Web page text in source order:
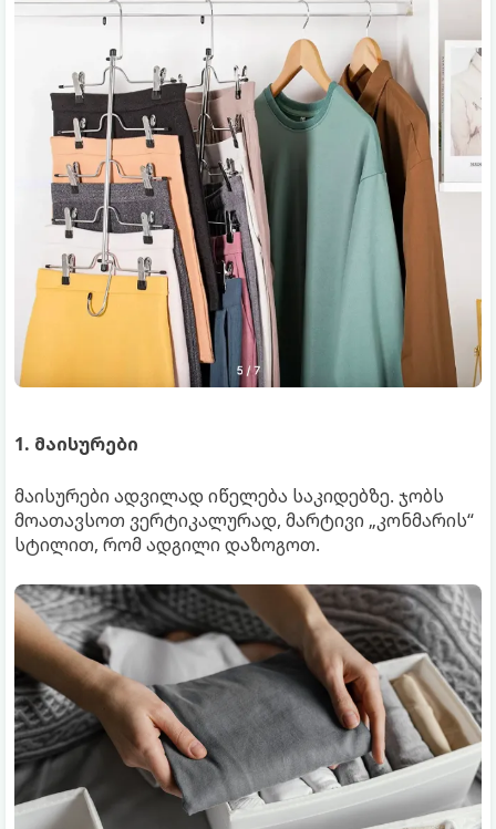
1. მაისურები
მაისურები ადვილად იწელება საკიდებზე. ჯობს
მოათავსოთ ვერტიკალურად, მარტივი „კონმარის“
სტილით, რომ ადგილი დაზოგოთ.